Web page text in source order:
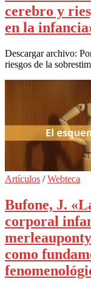
cerebro y
en la
Descargar archivo:
riesgos de la
Artículos /Webteca
Bufone, J.
corporal
como